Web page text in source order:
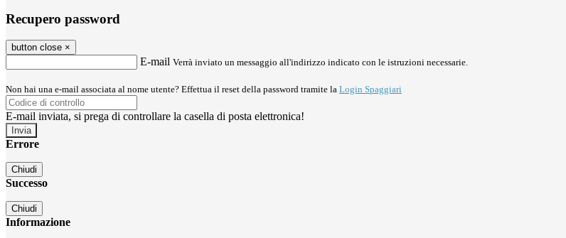
Recupero password
button close ×
E-mail Verrà inviato un messaggio all'indirizzo indicato con le istruzioni necessarie.
Non hai una e-mail associata al nome utente? Effettua il reset della password tramite la Login Spaggiari
E-mail inviata, si prega di controllare la casella di posta elettronica!
Errore
Chiudi
Successo
Chiudi
Informazione